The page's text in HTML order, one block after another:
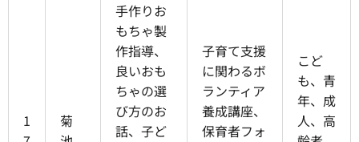
1
菊
手作りお
もちゃ製
作指導、
良いおも
ちゃの選
び方のお
話、子ど
子育て支援
に関わるボ
ランティア
養成講座、
保育者フォ
こど
も、青
年、成
人、高